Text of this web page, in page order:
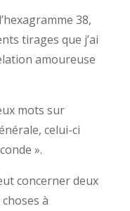
38,
tirages que j’ai
amoureuse
mots sur
celui-ci
».
concerner deux
à